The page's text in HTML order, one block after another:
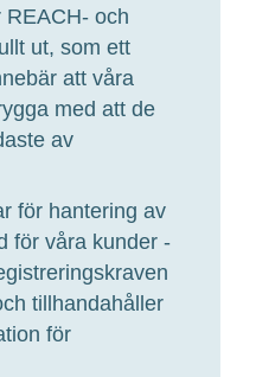
REACH- och
ut, som ett
att våra
med att de
av
för hantering av
för våra kunder -
tillhandahåller
för